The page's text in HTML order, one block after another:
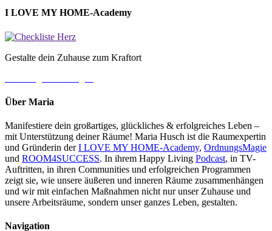
I LOVE MY HOME-Academy
Gestalte dein Zuhause zum Kraftort
Über Maria
Manifestiere dein großartiges, glückliches & erfolgreiches Leben –
mit Unterstützung deiner Räume! Maria Husch ist die Raumexpertin
und Gründerin derI LOVE MY HOME-Academy, OrdnungsMagie
und ROOM4SUCCESS. In ihrem Happy Living Podcast, in TV-
Auftritten, in ihren Communities und erfolgreichen Programmen
zeigt sie, wie unsere äußeren und inneren Räume zusammenhängen
und wir mit einfachen Maßnahmen nicht nur unser Zuhause und
unsere Arbeitsräume, sondern unser ganzes Leben, gestalten.
Navigation